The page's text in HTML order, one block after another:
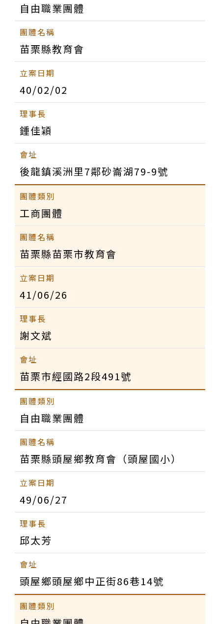
自由職業團體
苗栗縣教育會
40/02/02
鍾佳穎
後龍鎮溪洲里7鄰砂崙湖79-9號
工商團體
苗栗縣苗栗市教育會
41/06/26
謝文斌
苗栗市經國路2段491號
自由職業團體
苗栗縣頭屋鄉教育會（頭屋國小）
49/06/27
邱太芳
頭屋鄉頭屋鄉中正街86巷14號